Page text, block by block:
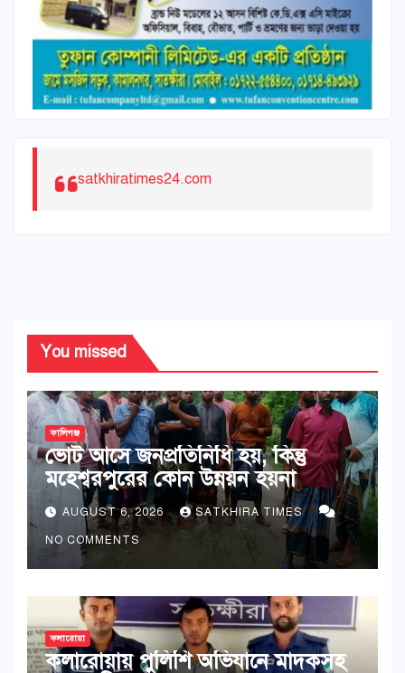
satkhiratimes24.com
You missed
কালিগঞ্জ
ভোট আসে জনপ্রতিনিধি হয়, কিন্তু
মহেশ্বরপুরের কোন উন্নয়ন হয়না
AUGUST 6, 2026 SATKHIRA TIMES
NO COMMENTS
কলারোয়া
কলারোয়ায় পুলিশি অভিযানে মাদকসহ